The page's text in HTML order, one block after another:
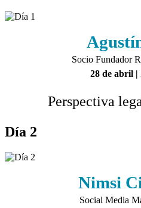
Socio Fundador
28 de abril |
Perspectiva
Día 2
Nimsi
Social Media